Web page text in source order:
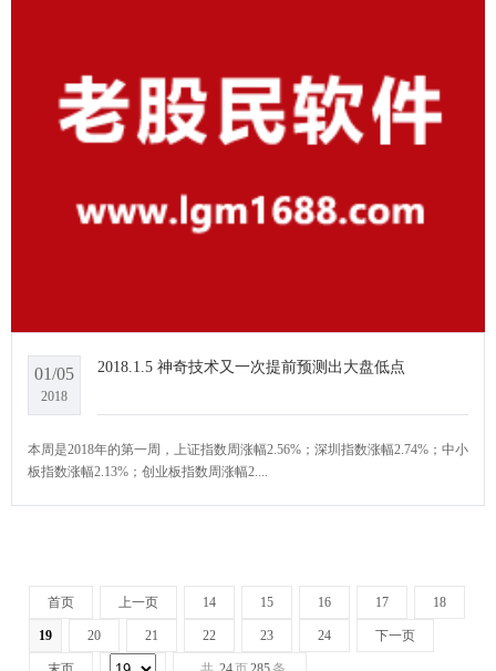
01/05
2018
2018.1.5 神奇技术又一次提前预测出大盘低点
本周是2018年的第一周，上证指数周涨幅2.56%；深圳指数涨幅2.74%；中小
板指数涨幅2.13%；创业板指数周涨幅2....
首页 上一页 14 15 16 17 18
19 20 21 22 23 24 下一页